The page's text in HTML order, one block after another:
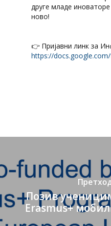
друге младе
ново!
👉 Пријавни линк за
https://docs.google.com/
Позив
Erasmus+